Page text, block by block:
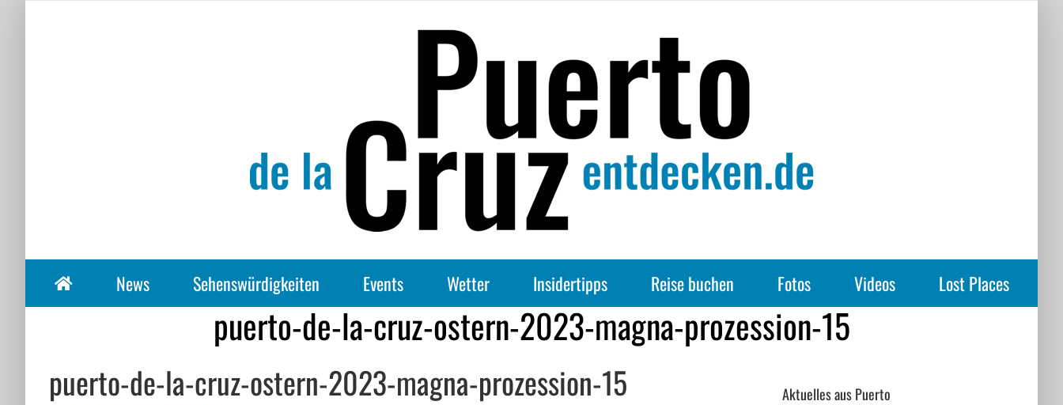
News Sehenswürdigkeiten Events Wetter Insidertipps Reise buchen Fotos Videos Lost Places
puerto-de-la-cruz-ostern-2023-magna-prozession-15
puerto-de-la-cruz-ostern-2023-magna-prozession-15 Aktuelles aus Puerto